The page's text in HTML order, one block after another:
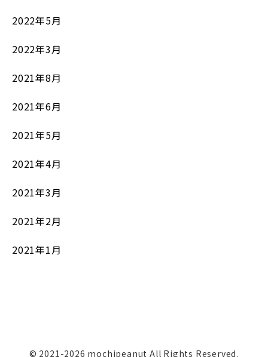
2022年5月
2022年3月
2021年8月
2021年6月
2021年5月
2021年4月
2021年3月
2021年2月
2021年1月
© 2021-2026 mochipeanut All Rights Reserved.